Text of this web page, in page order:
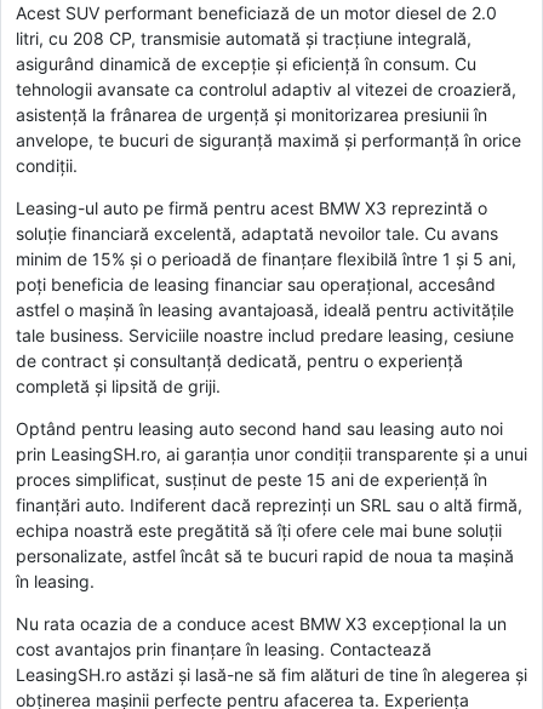
Acest SUV performant beneficiază de un motor diesel de 2.0
litri, cu 208 CP, transmisie automată și tracțiune integrală,
asigurând dinamică de excepție și eficiență în consum. Cu
tehnologii avansate ca controlul adaptiv al vitezei de croazieră,
asistență la frânarea de urgență și monitorizarea presiunii în
anvelope, te bucuri de siguranță maximă și performanță în orice
condiții.
Leasing-ul auto pe firmă pentru acest BMW X3 reprezintă o
soluție financiară excelentă, adaptată nevoilor tale. Cu avans
minim de 15% și o perioadă de finanțare flexibilă între 1 și 5 ani,
poți beneficia de leasing financiar sau operațional, accesând
astfel o mașină în leasing avantajoasă, ideală pentru activitățile
tale business. Serviciile noastre includ predare leasing, cesiune
de contract și consultanță dedicată, pentru o experiență
completă și lipsită de griji.
Optând pentru leasing auto second hand sau leasing auto noi
prin LeasingSH.ro, ai garanția unor condiții transparente și a unui
proces simplificat, susținut de peste 15 ani de experiență în
finanțări auto. Indiferent dacă reprezinți un SRL sau o altă firmă,
echipa noastră este pregătită să îți ofere cele mai bune soluții
personalizate, astfel încât să te bucuri rapid de noua ta mașină
în leasing.
Nu rata ocazia de a conduce acest BMW X3 excepțional la un
cost avantajos prin finanțare în leasing. Contactează
LeasingSH.ro astăzi și lasă-ne să fim alături de tine în alegerea și
obținerea mașinii perfecte pentru afacerea ta. Experiența